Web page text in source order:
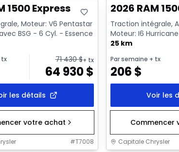
1500 Express
Moteur: V6 Pentastar
BSG - 6 Cyl. - Essence
tx 71 430$+ tx
64 930$
les détails
votre achat
#T7008
2026 RAM
Traction intégrale,
Moteur: I6
rendement
25 km
Par semaine + tx
206 $
Voir les
Commencer
Capitale Chrysler